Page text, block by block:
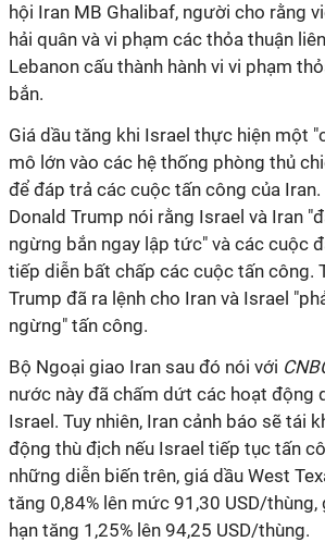
hội Iran MB Ghalibaf, người cho rằng
hải quân và vi phạm các thỏa thuận
Lebanon cấu thành hành vi vi phạm
bắn.
Giá dầu tăng khi Israel thực hiện một
mô lớn vào các hệ thống phòng thủ
để đáp trả các cuộc tấn công của
Donald Trump nói rằng Israel và Iran
ngừng bắn ngay lập tức" và các cuộc
tiếp diễn bất chấp các cuộc tấn công.
Trump đã ra lệnh cho Iran và Israel
ngừng" tấn công.
Bộ Ngoại giao Iran sau đó nói với
nước này đã chấm dứt các hoạt động
Israel. Tuy nhiên, Iran cảnh báo sẽ tái
động thù địch nếu Israel tiếp tục tấn
những diễn biến trên, giá dầu West
tăng 0,84% lên mức 91,30 USD/thùng,
hạn tăng 1,25% lên 94,25 USD/thùng.